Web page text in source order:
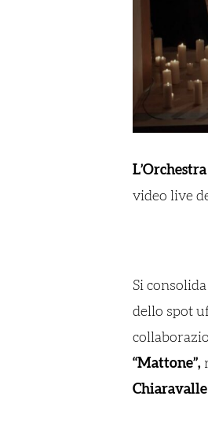
video live
Si
dello spot
“Mattone”,
Chiaravalle